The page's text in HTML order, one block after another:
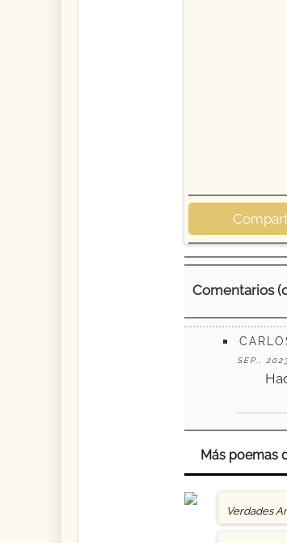
Comentarios
SEP.,
Más poemas
Verdades